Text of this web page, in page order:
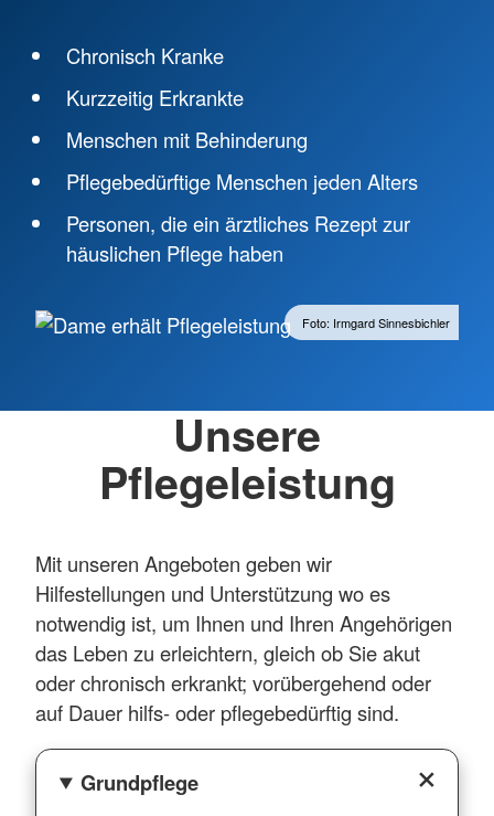
Chronisch Kranke
Kurzzeitig Erkrankte
Menschen mit Behinderung
Pflegebedürftige Menschen jeden Alters
Personen, die ein ärztliches Rezept zur
häuslichen Pflege haben
Foto: Irmgard Sinnesbichler
Unsere
Pflegeleistung
Mit unseren Angeboten geben wir
Hilfestellungen und Unterstützung wo es
notwendig ist, um Ihnen und Ihren Angehörigen
das Leben zu erleichtern, gleich ob Sie akut
oder chronisch erkrankt; vorübergehend oder
auf Dauer hilfs- oder pflegebedürftig sind.
Grundpflege